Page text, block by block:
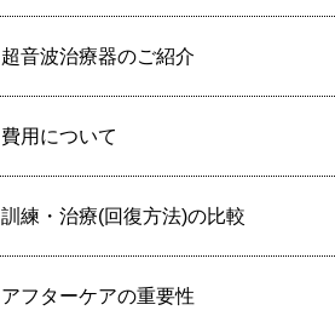
超音波治療器のご紹介
費用について
訓練・治療(回復方法)の比較
アフターケアの重要性